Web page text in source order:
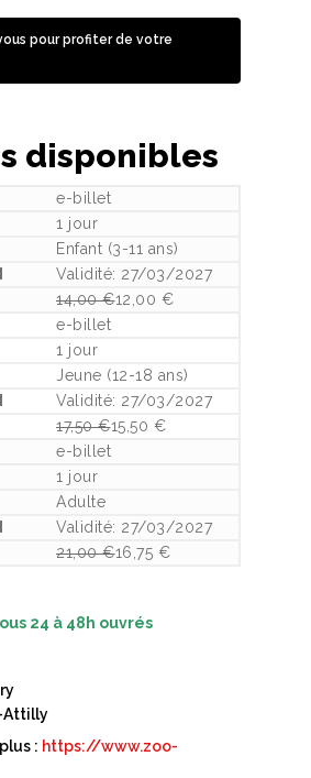
pour profiter de votre
disponibles
e-billet
1 jour
Enfant (3-11 ans)
Validité: 27/03/2027
14,00€
Le prix initial était : 14,00 €.
12,00 €
Le prix actuel est : 12,00 €.
e-billet
1 jour
Jeune (12-18 ans)
Validité: 27/03/2027
17,50€
Le prix initial était : 17,50 €.
15,50 €
Le prix actuel est : 15,50 €.
e-billet
1 jour
Adulte
Validité: 27/03/2027
21,00€16,75 €
24 à 48h ouvrés
Attilly
: https://www.zoo-